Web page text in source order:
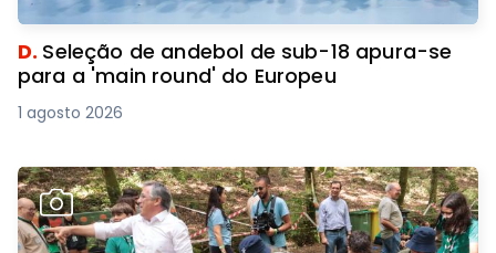
D. Seleção de andebol de sub-18 apura-se
para a 'main round' do Europeu
1 agosto 2026